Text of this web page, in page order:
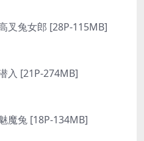
叉兔女郎 [28P-115MB]
入 [21P-274MB]
魔兔 [18P-134MB]